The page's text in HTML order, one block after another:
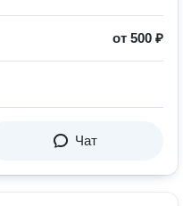
от 500 ₽
Чат